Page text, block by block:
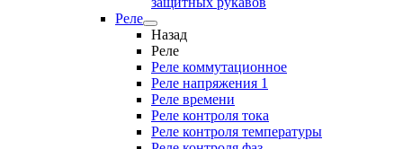
Реле
Назад
Реле
Реле коммутационное
Реле напряжения 1
Реле времени
Реле контроля тока
Реле контроля температуры